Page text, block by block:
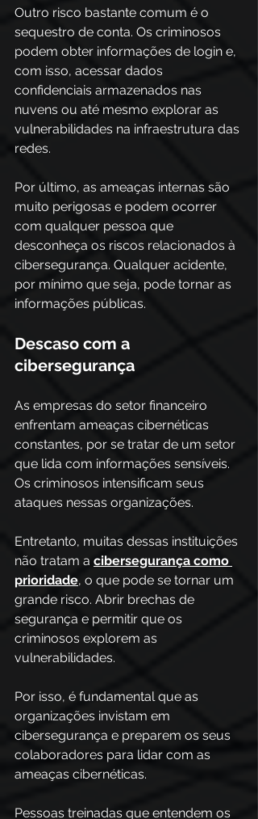
Outro risco bastante comum é o
sequestro de conta. Os criminosos
podem obter informações de login e,
com isso, acessar dados
confidenciais armazenados nas
nuvens ou até mesmo explorar as
vulnerabilidades na infraestrutura das
redes.
Por último, as ameaças internas são
muito perigosas e podem ocorrer
com qualquer pessoa que
desconheça os riscos relacionados à
cibersegurança. Qualquer acidente,
por mínimo que seja, pode tornar as
informações públicas.
Descaso com a
cibersegurança
As empresas do setor financeiro
enfrentam ameaças cibernéticas
constantes, por se tratar de um setor
que lida com informações sensíveis.
Os criminosos intensificam seus
ataques nessas organizações.
Entretanto, muitas dessas instituições
não tratam a cibersegurança como
prioridade, o que pode se tornar um
grande risco. Abrir brechas de
segurança e permitir que os
criminosos explorem as
vulnerabilidades.
Por isso, é fundamental que as
organizações invistam em
cibersegurança e preparem os seus
colaboradores para lidar com as
ameaças cibernéticas.
Pessoas treinadas que entendem os